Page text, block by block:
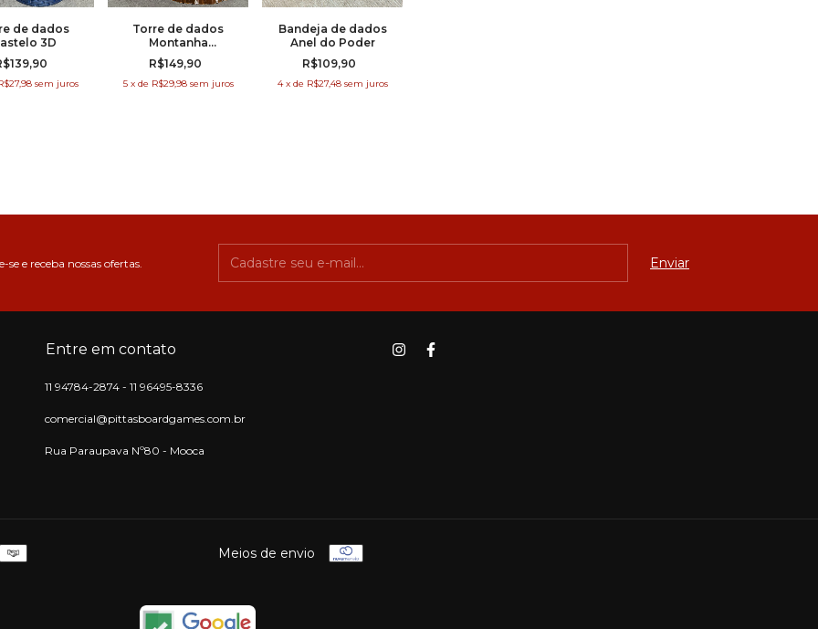
de dados
3D
sem juros
Torre de dados
Montanha
Geometrica
R$149,90
5 x de R$29,98 sem juros
Bandeja de dados
Anel do Poder
R$109,90
4 x de R$27,48 sem juros
se e receba nossas ofertas.
Entre em contato
11 94784-2874 - 11 96495-8336
comercial@pittasboardgames.com.br
Rua Paraupava Nº80 - Mooca
Meios de envio